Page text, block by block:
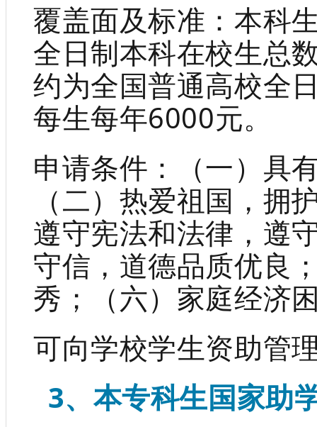
覆盖面及标准：本科
全日制本科在校生总
约为全国普通高校全
每生每年6000元。
申请条件：（一）具
（二）热爱祖国，拥
遵守宪法和法律，遵
守信，道德品质优良
秀；（六）家庭经济
可向学校学生资助管
3、本专科生国家助